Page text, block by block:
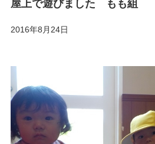
屋上で遊びました もも組
2016年8月24日